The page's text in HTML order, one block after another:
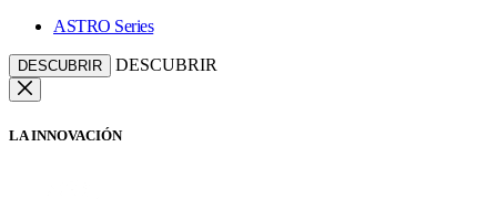
ASTRO Series
DESCUBRIR DESCUBRIR
LA INNOVACIÓN